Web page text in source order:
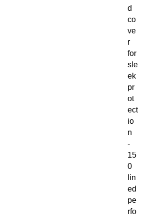
d
co
ve
r
for
sle
ek
pr
ot
ect
io
n
-
15
0
lin
ed
pe
rfo